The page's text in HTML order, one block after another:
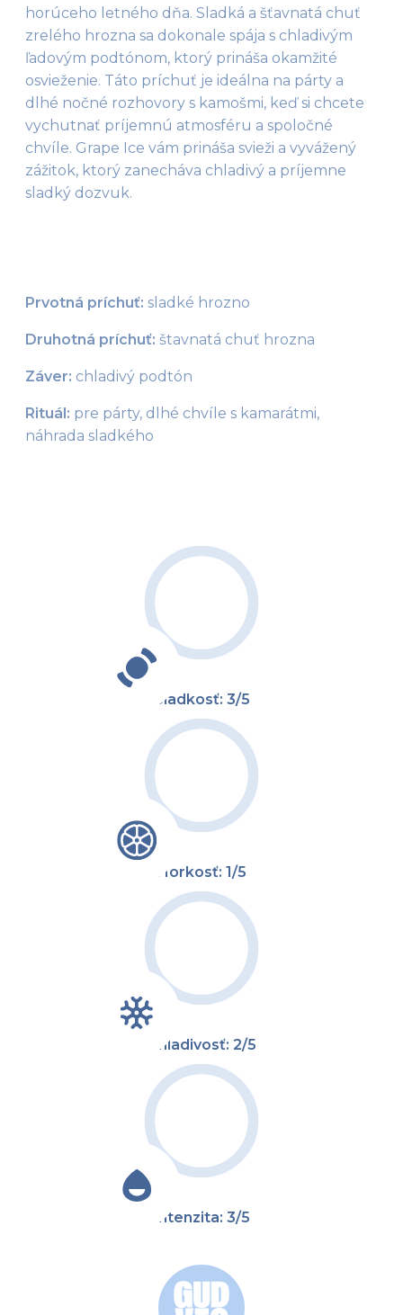
horúceho letného dňa. Sladká a šťavnatá chuť
zrelého hrozna sa dokonale spája s chladivým
ľadovým podtónom, ktorý prináša okamžité
osvieženie. Táto príchuť je ideálna na párty a
dlhé nočné rozhovory s kamošmi, keď si chcete
vychutnať príjemnú atmosféru a spoločné
chvíle. Grape Ice vám prináša svieži a vyvážený
zážitok, ktorý zanecháva chladivý a príjemne
sladký dozvuk.
Prvotná príchuť: sladké hrozno
Druhotná príchuť: štavnatá chuť hrozna
Záver: chladivý podtón
Rituál: pre párty, dlhé chvíle s kamarátmi,
náhrada sladkého
Sladkosť: 3/5
Horkosť: 1/5
Chladivosť: 2/5
Intenzita: 3/5